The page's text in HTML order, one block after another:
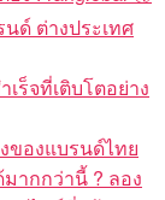
ด์ ต่างประเทศ
ร็จที่เติบโตอย่าง
ของแบรนด์ไทย
ากกว่านี้ ? ลอง